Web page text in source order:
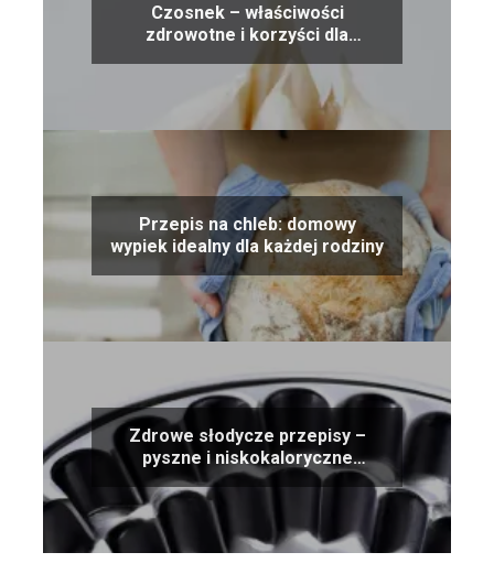
Czosnek – właściwości
zdrowotne i korzyści dla
organizmu
Przepis na chleb: domowy
wypiek idealny dla każdej rodziny
Zdrowe słodycze przepisy –
pyszne i niskokaloryczne
alternatywy